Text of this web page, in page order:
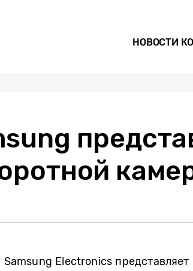
НОВОСТИ
Samsung Electronics